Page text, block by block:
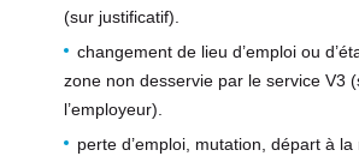
(sur justificatif).
changement de lieu d’emploi ou
zone non desservie par le service V3
l’employeur).
perte d’emploi, mutation, départ à la